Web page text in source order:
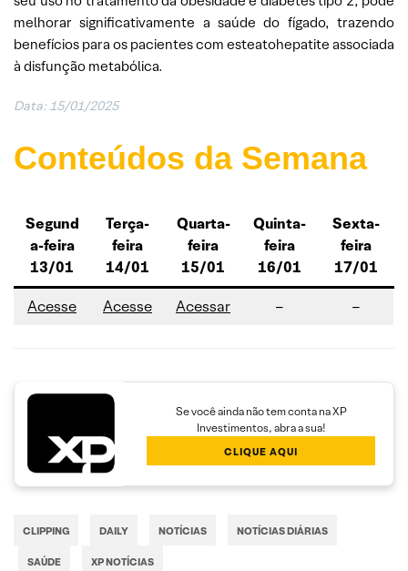
melhorar significativamente a saúde do fígado, trazendo
benefícios para os pacientes com esteatohepatite associada
à disfunção metabólica.
Data: 15/01/2025
Conteúdos da Semana
Segund
a-feira
13/01
Terça-
feira
14/01
Quarta-
feira
15/01
Quinta-
feira
16/01
Sexta-
feira
17/01
Acesse Acesse Acessar – –
Se você ainda não tem conta na XP
Investimentos, abra a sua!
CLIQUE AQUI
CLIPPING DAILY NOTÍCIAS NOTÍCIAS DIÁRIAS
SAÚDE XP NOTÍCIAS